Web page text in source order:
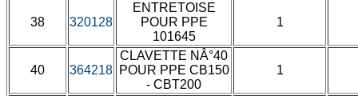
38 320128
ENTRETOISE
POUR PPE
101645
1
40 364218
CLAVETTE NÂ°40
POUR PPE CB150
- CBT200
1